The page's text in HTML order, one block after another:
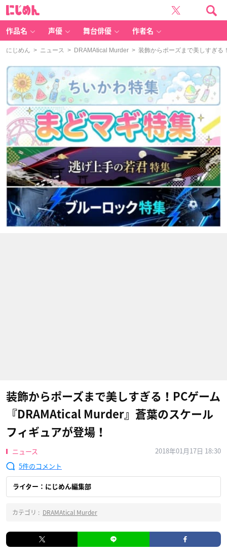
作品名 声優 舞台俳優 作者名
にじめん > ニュース > DRAMAtical Murder > 装飾からポーズまで美しすぎる
装飾からポーズまで美しすぎる！PCゲーム
『DRAMAtical Murder​』蒼葉のスケール
フィギュアが登場！
ニュース
2018年01月17日 18:30
5
ライター：にじめん編集部
カテゴリ : DRAMAtical Murder